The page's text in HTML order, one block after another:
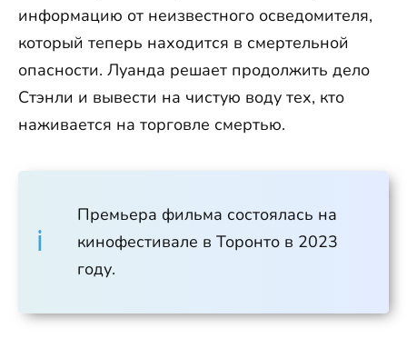
информацию от неизвестного осведомителя,
который теперь находится в смертельной
опасности. Луанда решает продолжить дело
Стэнли и вывести на чистую воду тех, кто
наживается на торговле смертью.
Премьера фильма состоялась на
кинофестивале в Торонто в 2023
году.